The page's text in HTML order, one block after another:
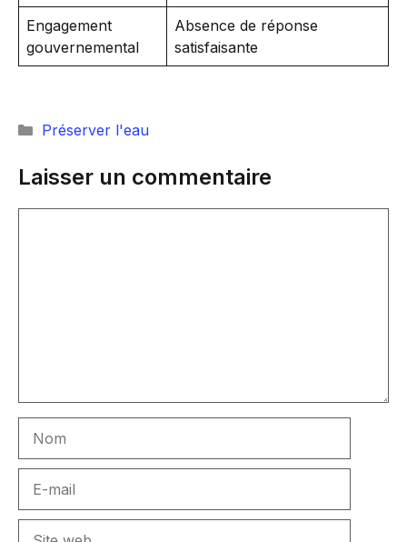
Engagement
gouvernemental
Absence de réponse
satisfaisante
Catégories
Préserver l'eau
Laisser un commentaire
mail